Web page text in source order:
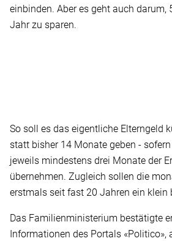
einbinden. Aber es geht auch darum,
Jahr zu sparen.
So soll es das eigentliche Elterngeld
statt bisher 14 Monate geben -
jeweils mindestens drei Monate der
übernehmen. Zugleich sollen die
erstmals seit fast 20 Jahren ein klein
Das Familienministerium bestätigte
Informationen des Portals